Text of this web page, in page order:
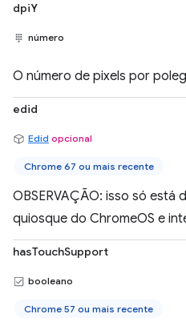
dpiY
número
O número de pixels por
edid
Edid opcional
Chrome 67 ou mais recente
OBSERVAÇÃO: isso só está
quiosque do ChromeOS e
hasTouchSupport
booleano
Chrome 57 ou mais recente